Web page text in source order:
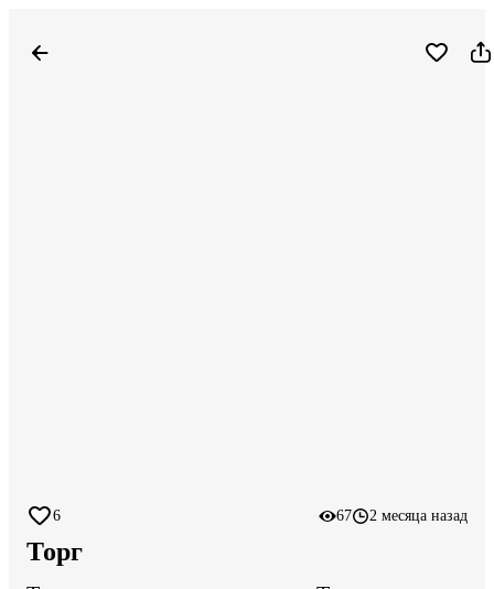
6 67 2 месяца назад
Торг